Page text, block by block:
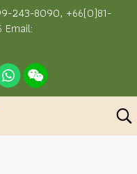
243-8090, +66(0)81-